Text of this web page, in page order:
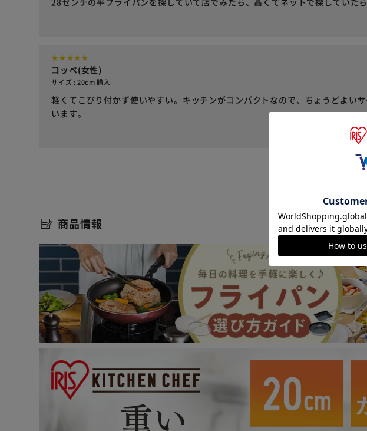
コッペ(女性)
サイズ : 20cm 購入
軽くてこびり付かず使いやすい。キッチンがコンパクトなので、ちょうどよい
います。
商品情報
※ご確認くだ